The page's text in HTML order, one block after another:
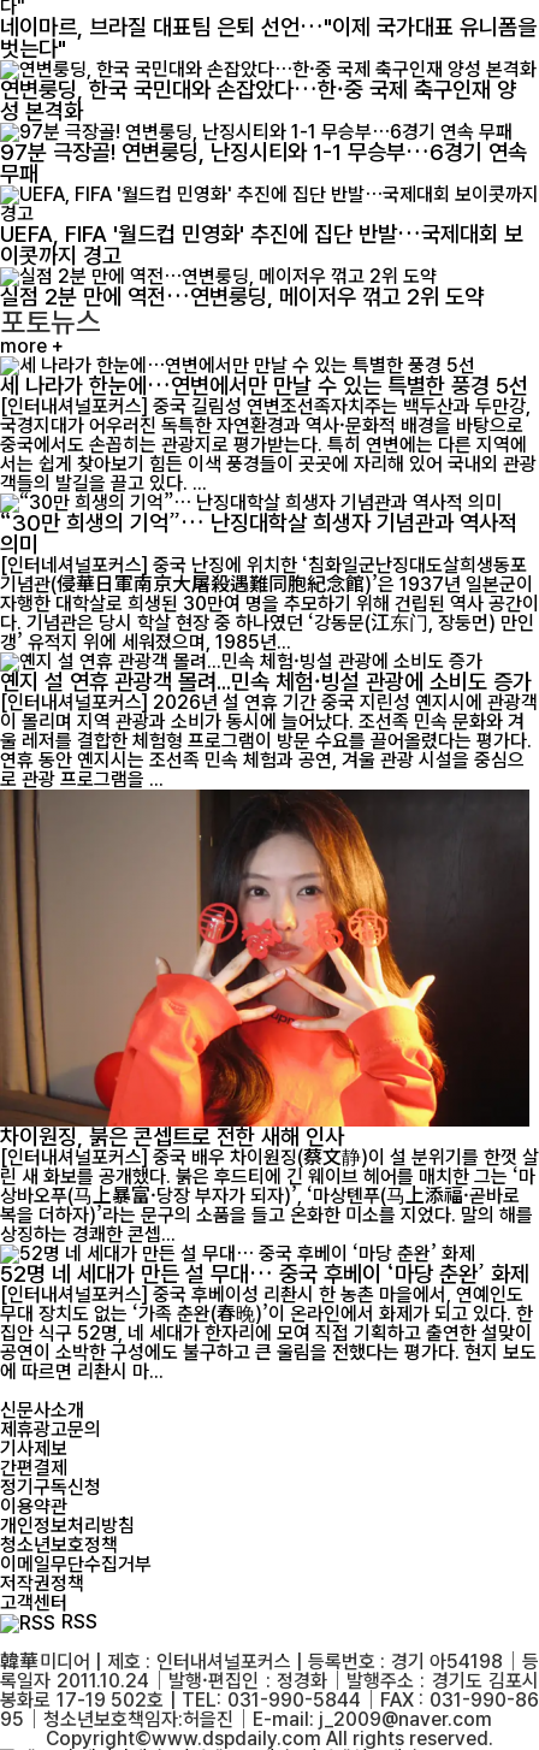
네이마르, 브라질 대표팀 은퇴 선언…"이제 국가대표 유니폼을
벗는다"
연변룽딩, 한국 국민대와 손잡았다…한·중 국제 축구인재 양
성 본격화
97분 극장골! 연변룽딩, 난징시티와 1-1 무승부…6경기 연속
무패
UEFA, FIFA '월드컵 민영화' 추진에 집단 반발…국제대회 보
이콧까지 경고
실점 2분 만에 역전…연변룽딩, 메이저우 꺾고 2위 도약
포토뉴스
more +
세 나라가 한눈에…연변에서만 만날 수 있는 특별한 풍경 5선
[인터내셔널포커스] 중국 길림성 연변조선족자치주는 백두산과 두만강,
국경지대가 어우러진 독특한 자연환경과 역사·문화적 배경을 바탕으로
중국에서도 손꼽히는 관광지로 평가받는다. 특히 연변에는 다른 지역에
서는 쉽게 찾아보기 힘든 이색 풍경들이 곳곳에 자리해 있어 국내외 관광
객들의 발길을 끌고 있다. ...
“30만 희생의 기억”… 난징대학살 희생자 기념관과 역사적
의미
[인터네셔널포커스] 중국 난징에 위치한 ‘침화일군난징대도살희생동포
기념관(侵華日軍南京大屠殺遇難同胞紀念館)’은 1937년 일본군이
자행한 대학살로 희생된 30만여 명을 추모하기 위해 건립된 역사 공간이
다. 기념관은 당시 학살 현장 중 하나였던 ‘강동문(江东门, 장둥먼) 만인
갱’ 유적지 위에 세워졌으며, 1985년...
옌지 설 연휴 관광객 몰려...민속 체험·빙설 관광에 소비도 증가
[인터내셔널포커스] 2026년 설 연휴 기간 중국 지린성 옌지시에 관광객
이 몰리며 지역 관광과 소비가 동시에 늘어났다. 조선족 민속 문화와 겨
울 레저를 결합한 체험형 프로그램이 방문 수요를 끌어올렸다는 평가다.
연휴 동안 옌지시는 조선족 민속 체험과 공연, 겨울 관광 시설을 중심으
로 관광 프로그램을 ...
차이원징, 붉은 콘셉트로 전한 새해 인사
[인터내셔널포커스] 중국 배우 차이원징(蔡文静)이 설 분위기를 한껏 살
린 새 화보를 공개했다. 붉은 후드티에 긴 웨이브 헤어를 매치한 그는 ‘마
상바오푸(马上暴富·당장 부자가 되자)’, ‘마상톈푸(马上添福·곧바로
복을 더하자)’라는 문구의 소품을 들고 온화한 미소를 지었다. 말의 해를
상징하는 경쾌한 콘셉...
52명 네 세대가 만든 설 무대… 중국 후베이 ‘마당 춘완’ 화제
[인터내셔널포커스] 중국 후베이성 리촨시 한 농촌 마을에서, 연예인도
무대 장치도 없는 ‘가족 춘완(春晚)’이 온라인에서 화제가 되고 있다. 한
집안 식구 52명, 네 세대가 한자리에 모여 직접 기획하고 출연한 설맞이
공연이 소박한 구성에도 불구하고 큰 울림을 전했다는 평가다. 현지 보도
에 따르면 리촨시 마...
신문사소개
제휴광고문의
기사제보
간편결제
정기구독신청
이용약관
개인정보처리방침
청소년보호정책
이메일무단수집거부
저작권정책
고객센터
RSS
韓華미디어 | 제호 : 인터내셔널포커스 | 등록번호 : 경기 아54198│등
록일자 2011.10.24│발행·편집인 : 정경화│발행주소 : 경기도 김포시
봉화로 17-19 502호 | TEL: 031-990-5844│FAX : 031-990-86
95│청소년보호책임자:허을진│E-mail: j_2009@naver.com
Copyright©www.dspdaily.com All rights reserved.